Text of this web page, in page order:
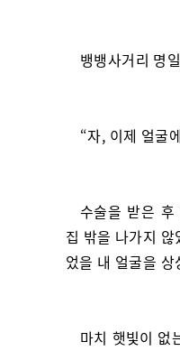
뱅뱅사거리 명
“자, 이제 얼굴
수술을 받은
집 밖을 나가지
었을 내 얼굴을
마치 햇빛이 없